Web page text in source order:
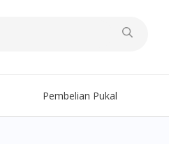
Pembelian Pukal